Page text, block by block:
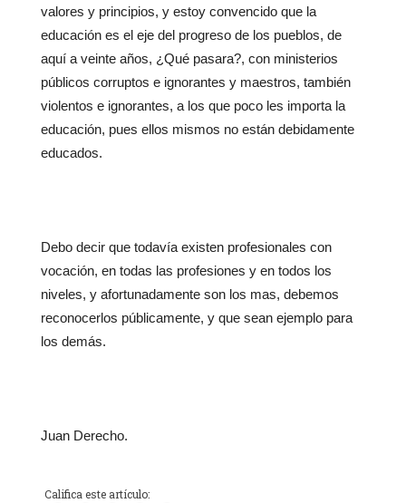
valores y principios, y estoy convencido que la
educación es el eje del progreso de los pueblos, de
aquí a veinte años, ¿Qué pasara?, con ministerios
públicos corruptos e ignorantes y maestros, también
violentos e ignorantes, a los que poco les importa la
educación, pues ellos mismos no están debidamente
educados.
Debo decir que todavía existen profesionales con
vocación, en todas las profesiones y en todos los
niveles, y afortunadamente son los mas, debemos
reconocerlos públicamente, y que sean ejemplo para
los demás.
Juan Derecho.
Califica este artículo: